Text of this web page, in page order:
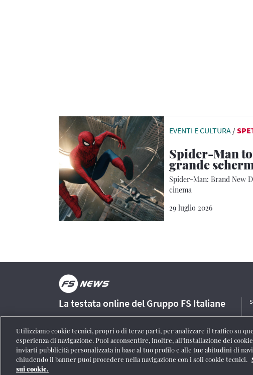
EVENTI E CULTURA /
Spider-Man
grande
Spider-Man: Brand New
cinema
29 luglio 2026
La testata online del Gruppo FS Italiane
Registrazione Tribunale di Roma n° 204/2009|Aut. SIAE 1312/I/1382-
Utilizziamo cookie tecnici, propri o di terze parti, per analizzare il traffico su
esperienza di navigazione. Puoi acconsentire, inoltre, all’installazione dei
inviarti pubblicità personalizzata in base al tuo profilo e alle tue abitudini di
chiudendo il banner puoi procedere nella navigazione con i soli cookie tecnici.
sui cookie.